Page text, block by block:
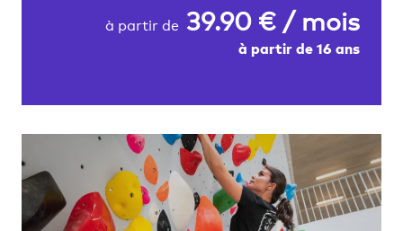
à partir de 39.90 € / mois
à partir de 16 ans